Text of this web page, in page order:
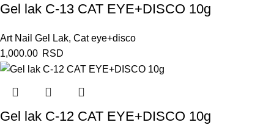
Gel lak C-13 CAT EYE+DISCO 10g
Art Nail Gel Lak, Cat eye+disco
1,000.00 RSD
Gel lak C-12 CAT EYE+DISCO 10g